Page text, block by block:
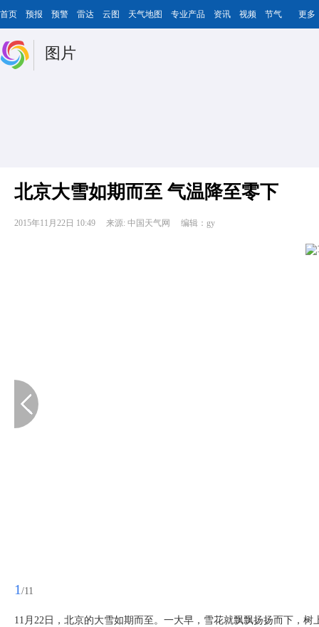
首页 预报 预警 雷达 云图 天气地图 专业产品 资讯 视频 节气 更多
图片
北京大雪如期而至 气温降至零下
2015年11月22日 10:49 来源: 中国天气网 编辑：gy
1 /11
11月22日，北京的大雪如期而至。一大早，雪花就飘飘扬扬而下，